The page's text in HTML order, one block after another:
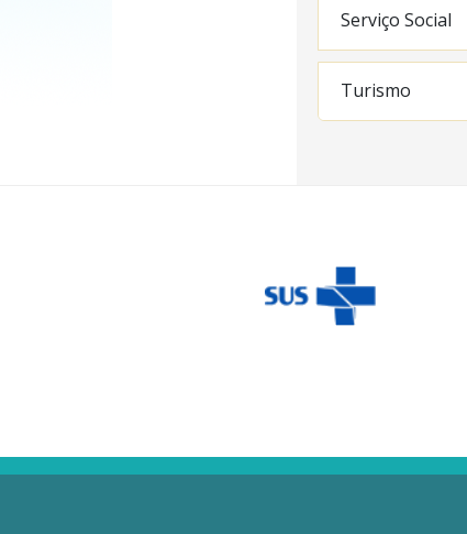
Serviço Social
Turismo